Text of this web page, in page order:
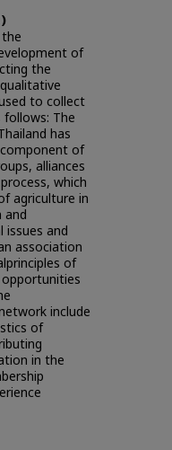
of
the
to collect
The
has
of
alliances
which
agriculture in
and
and
association
of
include
of
in the